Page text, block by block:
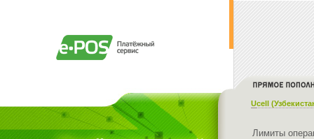
Ucell
Лимиты